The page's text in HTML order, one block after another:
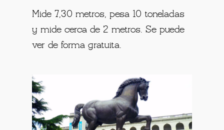
Mide 7,30 metros, pesa 10 toneladas
y mide cerca de 2 metros. Se puede
ver de forma gratuita.